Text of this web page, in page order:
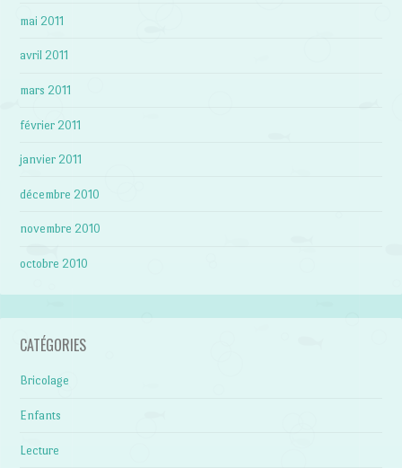
mai 2011
avril 2011
mars 2011
février 2011
janvier 2011
décembre 2010
novembre 2010
octobre 2010
CATÉGORIES
Bricolage
Enfants
Lecture